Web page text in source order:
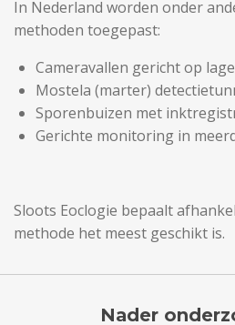
In Nederland worden onder
methoden toegepast:
Cameravallen gericht op
Mostela (marter)
Sporenbuizen met
Gerichte monitoring in
Sloots Eoclogie bepaalt
methode het meest geschikt is.
Nader